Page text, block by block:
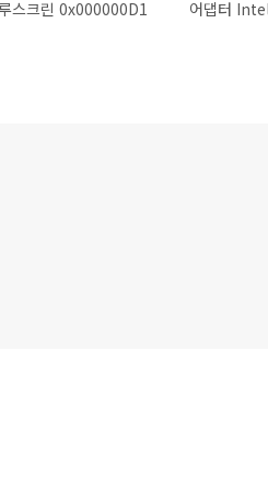
스크린 0x000000D1